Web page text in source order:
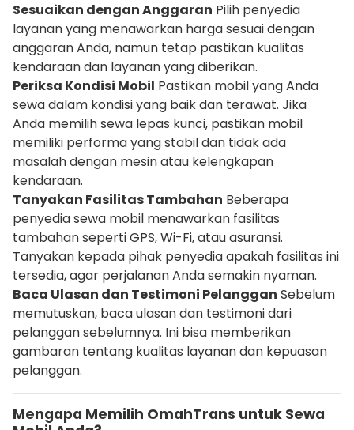
Sesuaikan dengan Anggaran Pilih penyedia
layanan yang menawarkan harga sesuai dengan
anggaran Anda, namun tetap pastikan kualitas
kendaraan dan layanan yang diberikan.
Periksa Kondisi Mobil Pastikan mobil yang Anda
sewa dalam kondisi yang baik dan terawat. Jika
Anda memilih sewa lepas kunci, pastikan mobil
memiliki performa yang stabil dan tidak ada
masalah dengan mesin atau kelengkapan
kendaraan.
Tanyakan Fasilitas Tambahan Beberapa
penyedia sewa mobil menawarkan fasilitas
tambahan seperti GPS, Wi-Fi, atau asuransi.
Tanyakan kepada pihak penyedia apakah fasilitas ini
tersedia, agar perjalanan Anda semakin nyaman.
Baca Ulasan dan Testimoni Pelanggan Sebelum
memutuskan, baca ulasan dan testimoni dari
pelanggan sebelumnya. Ini bisa memberikan
gambaran tentang kualitas layanan dan kepuasan
pelanggan.
Mengapa Memilih OmahTrans untuk Sewa